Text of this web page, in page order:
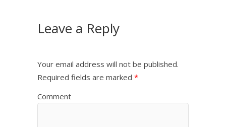
Leave a Reply
Your email address will not be published.
Required fields are marked *
Comment